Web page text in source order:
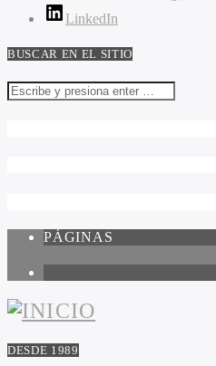
LinkedIn
BUSCAR EN EL SITIO
PÁGINAS
DESDE 1989